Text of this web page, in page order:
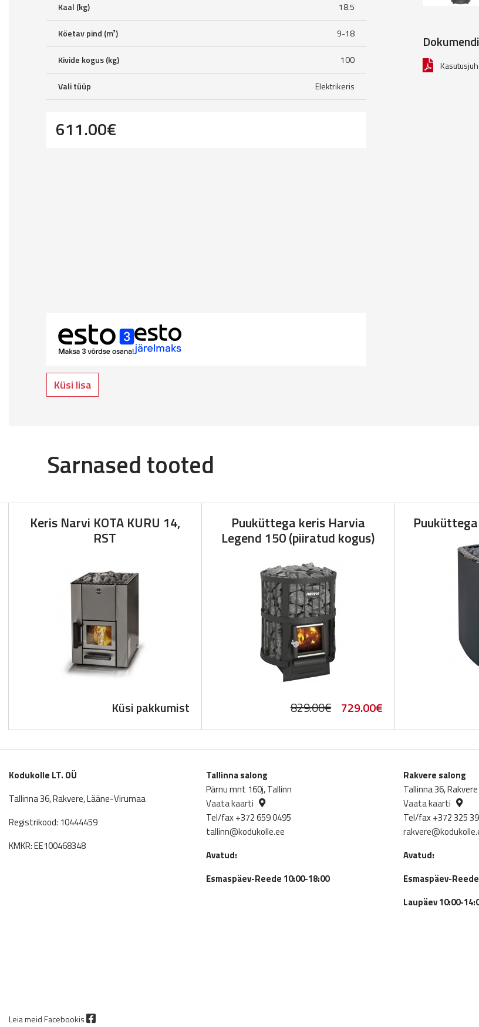
Kaal (kg) 18.5
Köetav pind (m³) 9-18
Kivide kogus (kg) 100
Vali tüüp Elektrikeris
611.00€
Küsi lisa
Sarnased tooted
Keris Narvi KOTA KURU 14,
RST
Küsi pakkumist
Puuküttega keris Harvia
Legend 150 (piiratud kogus)
829.00€ Original
price
was:
729.00€Current
price
is:
729.00€.
Kodukolle LT. OÜ
Tallinna 36, Rakvere, Lääne-Virumaa
Registrikood: 10444459
KMKR: EE100468348
Tallinna salong
Pärnu mnt 160j, Tallinn
Vaata kaarti
Tel/fax +372 659 0495
tallinn@kodukolle.ee
Avatud:
Esmaspäev-Reede 10:00-18:00
Rakvere salong
Tallinna 36, Rakvere
Vaata kaarti
Tel/fax +372 325
Avatud:
Esmaspäev-
Laupäev 10:00-
Leia meid Facebookis